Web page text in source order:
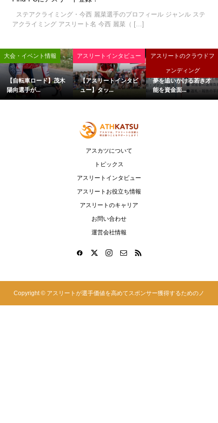
ステアクライミング・今西 麗菜選手のプロフィール ジャンル ステ
アクライミング アスリート名 今西 麗菜（ […]
大会・イベント情報
【自転車ロード】茂木
陽向選手が...
アスリートインタビュー
【アスリートインタビ
ュー】タッ...
アスリートのクラウドフ
ァンディング
夢を追いかける若き才
能を資金面...
アスカツについて
トピックス
アスリートインタビュー
アスリートお役立ち情報
アスリートのキャリア
お問い合わせ
運営会社情報
Copyright © アスリートが選手価値を高めてスポンサー獲得するためのノ